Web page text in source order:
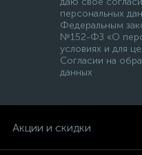
персональных
Федеральным
№152-ФЗ «О
условиях и для
Согласии на
данных
Акции и скидки